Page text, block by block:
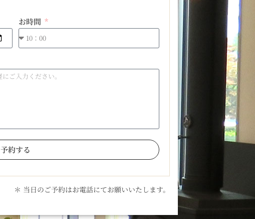
お時間
予約する
＊ 当日のご予約はお電話にてお願いいたします。